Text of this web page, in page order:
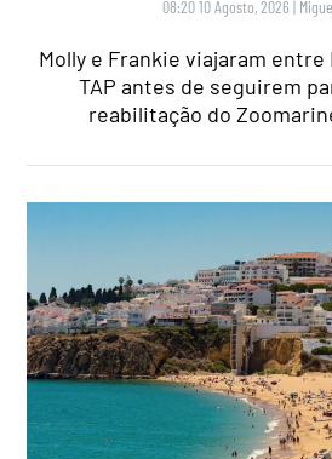
08:20 10 Agosto, 2026 |
Molly e Frankie viajaram entre
TAP antes de seguirem
reabilitação do